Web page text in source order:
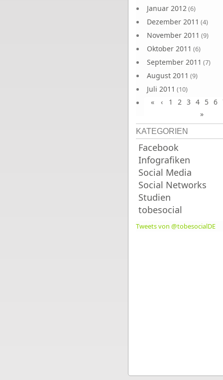
Januar 2012(6)
Dezember 2011 (4)
November 2011 (9)
Oktober 2011 (6)
September 2011 (7)
August 2011 (9)
Juli 2011 (10)
Juni 2011(9)
« ‹ 1 2 3 4 5 6
»
KATEGORIEN
Facebook
Infografiken
Social Media
Social Networks
Studien
tobesocial
Tweets von @tobesocialDE